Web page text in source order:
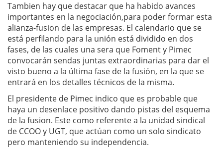
Tambien hay que destacar que ha habido avances
importantes en la negociación,para poder formar esta
alianza-fusion de las empresas. El calendario que se
está perfilando para la unión está dividido en dos
fases, de las cuales una sera que Foment y Pimec
convocarán sendas juntas extraordinarias para dar el
visto bueno a la última fase de la fusión, en la que se
entrará en los detalles técnicos de la misma.
El presidente de Pimec indico que es probable que
haya un desenlace positivo dando pistas del esquema
de la fusion. Este como referente a la unidad sindical
de CCOO y UGT, que actúan como un solo sindicato
pero manteniendo su independencia.